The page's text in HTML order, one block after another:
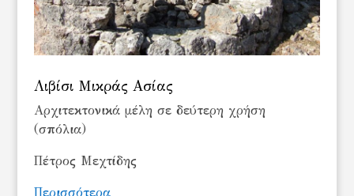
Λιβίσι Μικράς Ασίας
Αρχιτεκτονικά μέλη σε δεύτερη χρήση
(σπόλια)
Πέτρος Μεχτίδης
Περισσότερα